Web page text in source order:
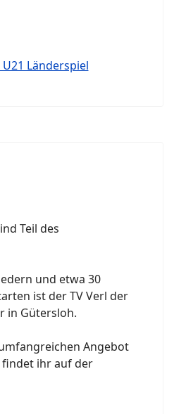
Länderspiel
Teil des
und etwa 30
ist der TV Verl der
in Gütersloh.
Angebot
findet ihr auf der